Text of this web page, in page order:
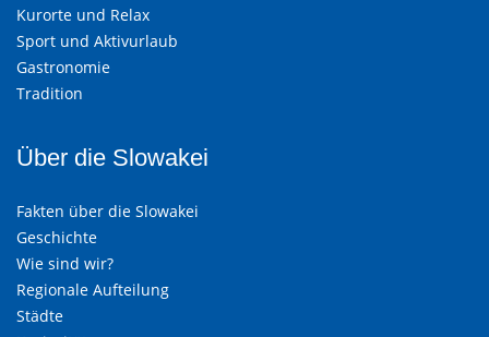
Kurorte und Relax
Sport und Aktivurlaub
Gastronomie
Tradition
Über die Slowakei
Fakten über die Slowakei
Geschichte
Wie sind wir?
Regionale Aufteilung
Städte